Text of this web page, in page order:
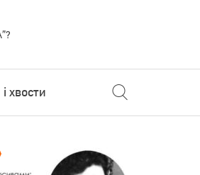
хвости